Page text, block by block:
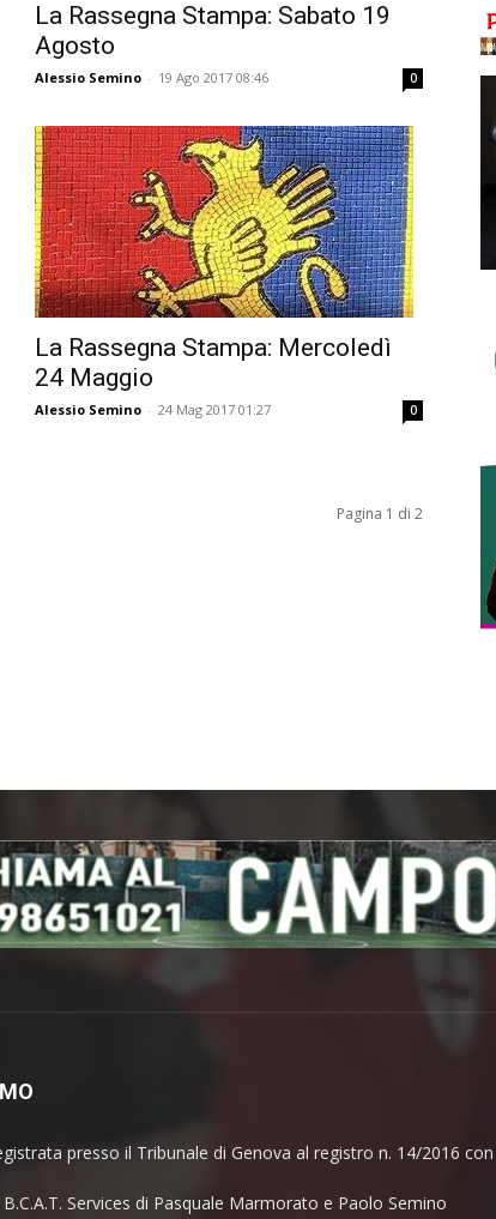
La Rassegna Stampa: Sabato 19
Agosto
Alessio Semino - 19 Ago 2017 08:46 0
La Rassegna Stampa: Mercoledì
24 Maggio
Alessio Semino - 24 Mag 2017 01:27 0
Pagina 1 di 2
presso il Tribunale di Genova al registro n. 14/2016
B.C.A.T. Services di Pasquale Marmorato e Paolo Semino